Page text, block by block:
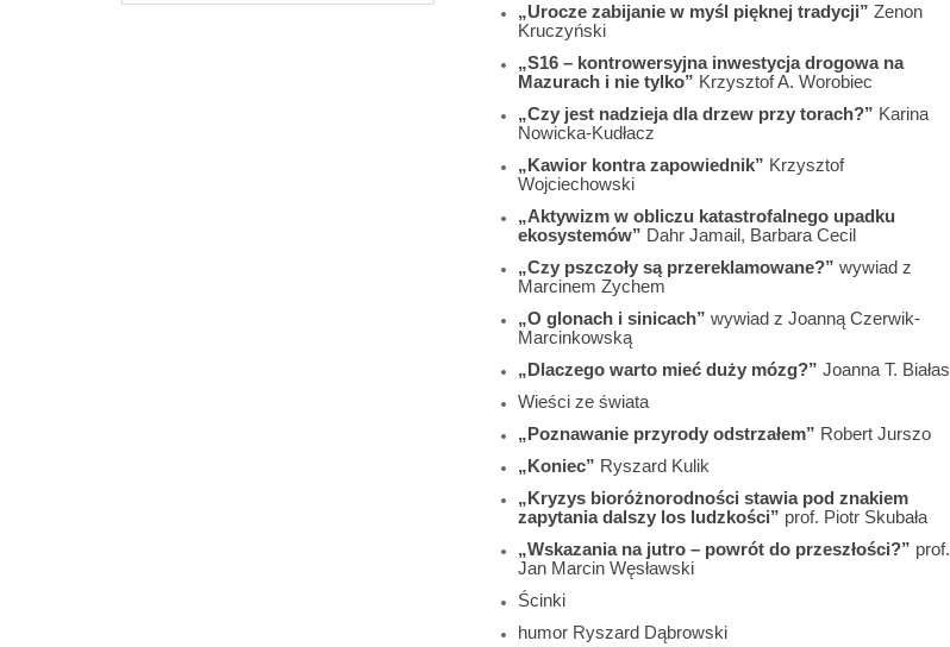
„Urocze zabijanie w myśl pięknej tradycji” Zenon
Kruczyński
„S16 – kontrowersyjna inwestycja drogowa na
Mazurach i nie tylko” Krzysztof A. Worobiec
„Czy jest nadzieja dla drzew przy torach?” Karina
Nowicka-Kudłacz
„Kawior kontra zapowiednik” Krzysztof
Wojciechowski
„Aktywizm w obliczu katastrofalnego upadku
ekosystemów” Dahr Jamail, Barbara Cecil
„Czy pszczoły są przereklamowane?” wywiad z
Marcinem Zychem
„O glonach i sinicach” wywiad z Joanną Czerwik-
Marcinkowską
„Dlaczego warto mieć duży mózg?” Joanna T. Białas
Wieści ze świata
„Poznawanie przyrody odstrzałem” Robert Jurszo
„Koniec” Ryszard Kulik
„Kryzys bioróżnorodności stawia pod znakiem
zapytania dalszy los ludzkości” prof. Piotr Skubała
„Wskazania na jutro – powrót do przeszłości?” prof.
Jan Marcin Węsławski
Ścinki
humor Ryszard Dąbrowski